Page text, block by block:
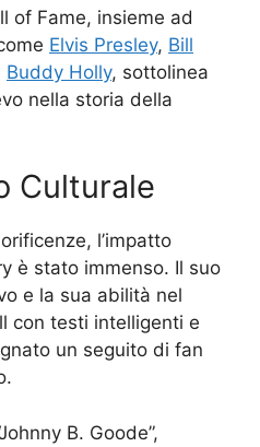
of Fame, insieme ad
Elvis Presley, Bill
Buddy Holly, sottolinea
nella storia della
Culturale
l’impatto
è stato immenso. Il suo
e la sua abilità nel
con testi intelligenti e
un seguito di fan
B. Goode”,